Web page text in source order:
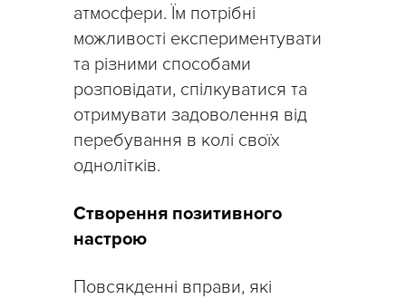
атмосфери. Їм потрібні
можливості експериментувати
та різними способами
розповідати, спілкуватися та
отримувати задоволення від
перебування в колі своїх
однолітків.
Створення позитивного
настрою
Повсякденні вправи, які